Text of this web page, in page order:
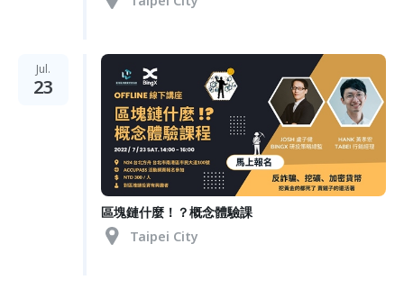
Jul.
23
區塊鏈什麼！？概念體驗課
Taipei City